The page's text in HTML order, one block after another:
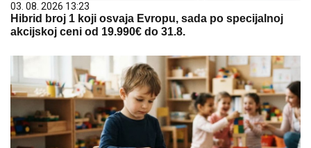
03. 08. 2026 13:23
Hibrid broj 1 koji osvaja Evropu, sada po specijalnoj
akcijskoj ceni od 19.990€ do 31.8.